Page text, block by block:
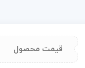
قیمت محصول